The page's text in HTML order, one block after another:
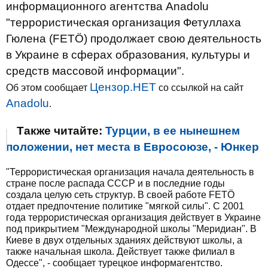
информационного агентства Anadolu
"террористическая организация Фетуллаха
Гюлена (FETÖ) продолжает свою деятельность
в Украине в сферах образования, культуры и
средств массовой информации".
Об этом сообщает Цензор.НЕТ со ссылкой на сайт
Anadolu.
Также читайте: Турции, в ее нынешнем
положении, нет места в Евросоюзе, - Юнкер
"Террористическая организация начала деятельность в
стране после распада СССР и в последние годы
создала целую сеть структур. В своей работе FETÖ
отдает предпочтение политике "мягкой силы". С 2001
года террористическая организация действует в Украине
под прикрытием "Международной школы "Меридиан". В
Киеве в двух отдельных зданиях действуют школы, а
также начальная школа. Действует также филиал в
Одессе", - сообщает турецкое информагентство.